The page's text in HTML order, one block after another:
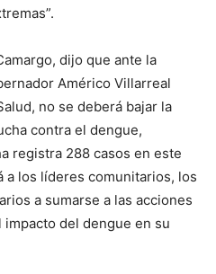
dijo que ante la
Américo Villarreal
no se deberá bajar la
contra el dengue,
registra 288 casos en este
a los líderes comunitarios, los
a sumarse a las acciones
del dengue en su